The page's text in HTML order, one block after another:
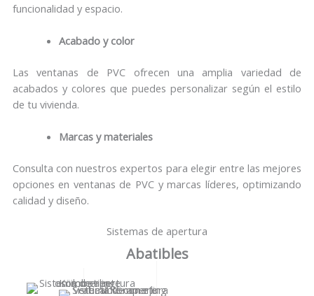
funcionalidad y espacio.
Acabado y color
Las ventanas de PVC ofrecen una amplia variedad de
acabados y colores que puedes personalizar según el estilo
de tu vivienda.
Marcas y materiales
Consulta con nuestros expertos para elegir entre las mejores
opciones en ventanas de PVC y marcas líderes, optimizando
calidad y diseño.
Sistemas de apertura
Abatibles